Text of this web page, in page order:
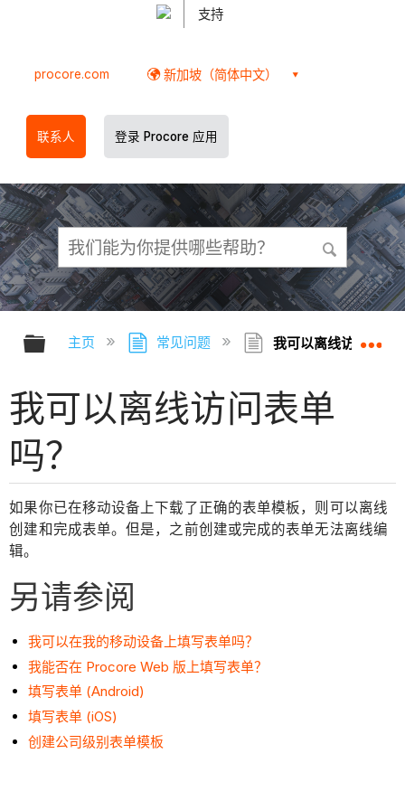
支持
procore.com 新加坡（简体中文）
联系人 登录 Procore 应用
扩展/隐缩全局层次
主页 常见问题 我可以离线访问表单
我可以离线访问表单
吗？
如果你已在移动设备上下载了正确的表单模板，则可以离线
创建和完成表单。但是，之前创建或完成的表单无法离线编
辑。
另请参阅
我可以在我的移动设备上填写表单吗？
我能否在 Procore Web 版上填写表单？
填写表单 (Android)
填写表单 (iOS)
创建公司级别表单模板